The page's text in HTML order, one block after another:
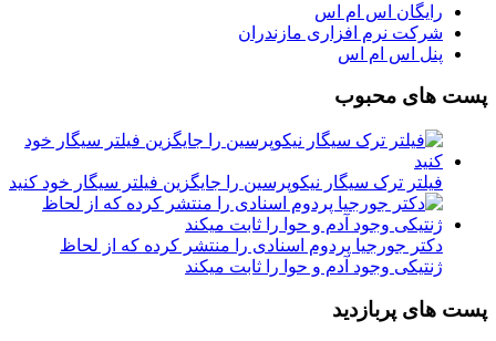
رایگان اس ام اس
شرکت نرم افزاری مازندران
پنل اس ام اس
پست های محبوب
فیلتر ترک سیگار نیکوپرسین را جایگزین فیلتر سیگار خود کنید
دکتر جورجیا پردوم اسنادی را منتشر کرده که از لحاظ
ژنتیکی وجود آدم و حوا را ثابت میکند
پست های پربازدید